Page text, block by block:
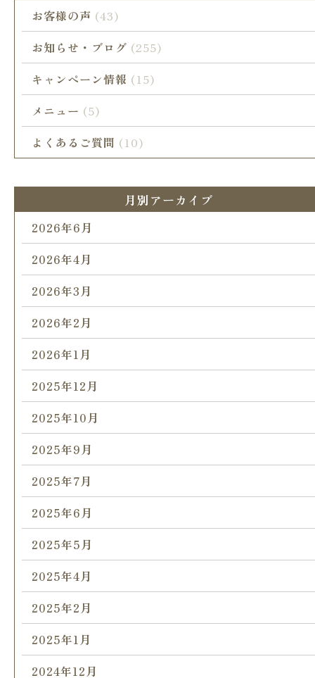
お客様の声 (43)
お知らせ・ブログ (255)
キャンペーン情報 (15)
メニュー (5)
よくあるご質問 (10)
月別アーカイブ
2026年6月
2026年4月
2026年3月
2026年2月
2026年1月
2025年12月
2025年10月
2025年9月
2025年7月
2025年6月
2025年5月
2025年4月
2025年2月
2025年1月
2024年12月